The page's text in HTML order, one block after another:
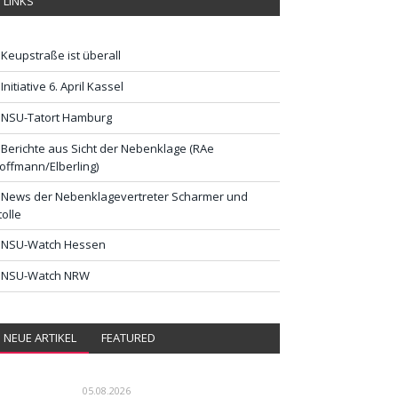
Keupstraße ist überall
Initiative 6. April Kassel
NSU-Tatort Hamburg
Berichte aus Sicht der Nebenklage (RAe
Elberling)
News der Nebenklagevertreter Scharmer und
NSU-Watch Hessen
NSU-Watch NRW
NEUE ARTIKEL FEATURED
05.08.2026